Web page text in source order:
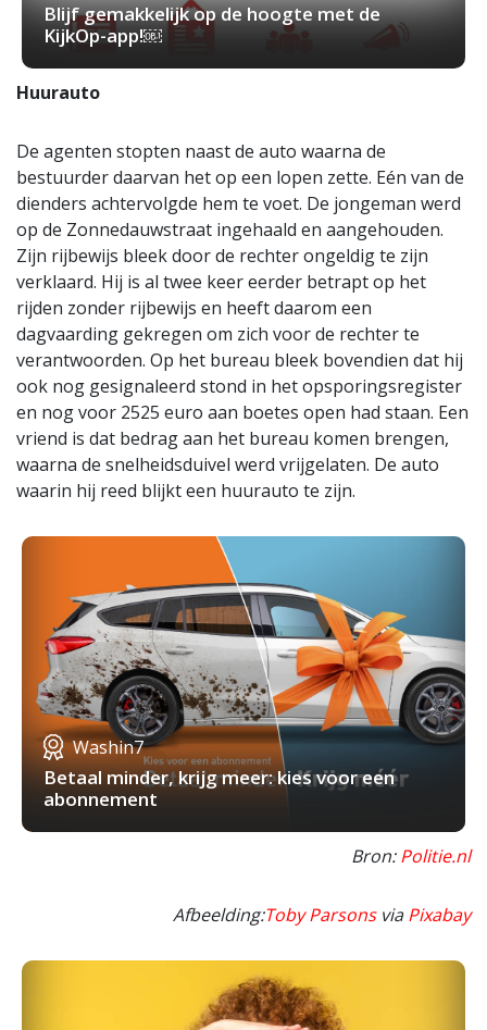
Blijf gemakkelijk op de hoogte met de
KijkOp-app!￼
Huurauto
De agenten stopten naast de auto waarna de
bestuurder daarvan het op een lopen zette. Eén van de
dienders achtervolgde hem te voet. De jongeman werd
op de Zonnedauwstraat ingehaald en aangehouden.
Zijn rijbewijs bleek door de rechter ongeldig te zijn
verklaard. Hij is al twee keer eerder betrapt op het
rijden zonder rijbewijs en heeft daarom een
dagvaarding gekregen om zich voor de rechter te
verantwoorden. Op het bureau bleek bovendien dat hij
ook nog gesignaleerd stond in het opsporingsregister
en nog voor 2525 euro aan boetes open had staan. Een
vriend is dat bedrag aan het bureau komen brengen,
waarna de snelheidsduivel werd vrijgelaten. De auto
waarin hij reed blijkt een huurauto te zijn.
Washin7
Betaal minder, krijg meer: kies voor een
abonnement
Bron:Politie.nl
Afbeelding:Toby ParsonsviaPixabay